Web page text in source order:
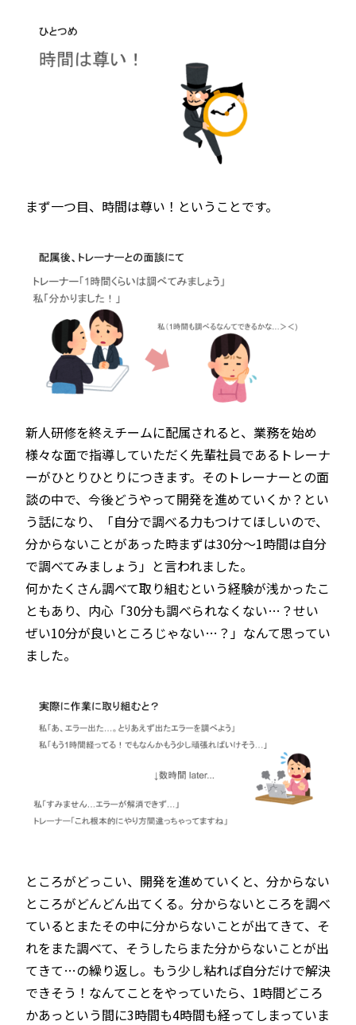
まず一つ目、時間は尊い！ということです。
新人研修を終えチームに配属されると、業務を始め
様々な面で指導していただく先輩社員であるトレーナ
ーがひとりひとりにつきます。そのトレーナーとの面
談の中で、今後どうやって開発を進めていくか？とい
う話になり、「自分で調べる力もつけてほしいので、
分からないことがあった時まずは30分～1時間は自分
で調べてみましょう」と言われました。
何かたくさん調べて取り組むという経験が浅かったこ
ともあり、内心「30分も調べられなくない…？せい
ぜい10分が良いところじゃない…？」なんて思ってい
ました。
ところがどっこい、開発を進めていくと、分からない
ところがどんどん出てくる。分からないところを調べ
ているとまたその中に分からないことが出てきて、そ
れをまた調べて、そうしたらまた分からないことが出
てきて…の繰り返し。もう少し粘れば自分だけで解決
できそう！なんてことをやっていたら、1時間どころ
かあっという間に3時間も4時間も経ってしまっていま